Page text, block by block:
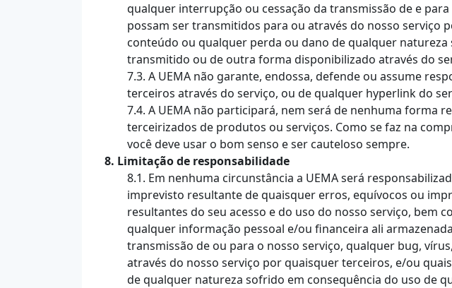
qualquer interrupção ou cessação da transmissão de e
possam ser transmitidos para ou através do nosso
conteúdo ou qualquer perda ou dano de qualquer
transmitido ou de outra forma disponibilizado através do
7.3. A UEMA não garante, endossa, defende ou assume
terceiros através do serviço, ou de qualquer hyperlink do
7.4. A UEMA não participará, nem será de nenhuma
terceirizados de produtos ou serviços. Como se faz na
você deve usar o bom senso e ser cauteloso sempre.
8. Limitação de responsabilidade
8.1. Em nenhuma circunstância a UEMA será
imprevisto resultante de quaisquer erros, equívocos ou
resultantes do seu acesso e do uso do nosso serviço, bem
qualquer informação pessoal e/ou financeira ali
transmissão de ou para o nosso serviço, qualquer bug,
através do nosso serviço por quaisquer terceiros, e/ou
de qualquer natureza sofrido em consequência do uso de